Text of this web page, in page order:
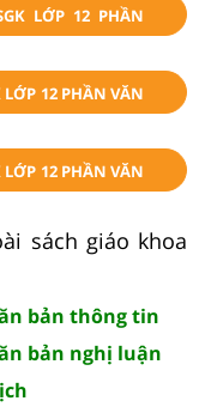
LỚP 12 PHẦN
12 PHẦN VĂN
12 PHẦN VĂN
sách giáo khoa
bản thông tin
bản nghị luận